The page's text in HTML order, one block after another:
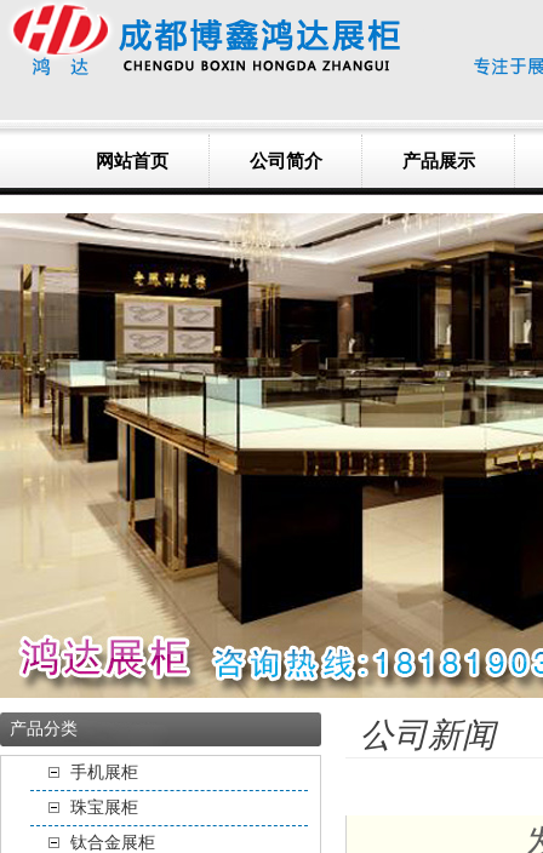
网站首页 公司简介 产品展示
产品分类
手机展柜
珠宝展柜
钛合金展柜
公司新闻